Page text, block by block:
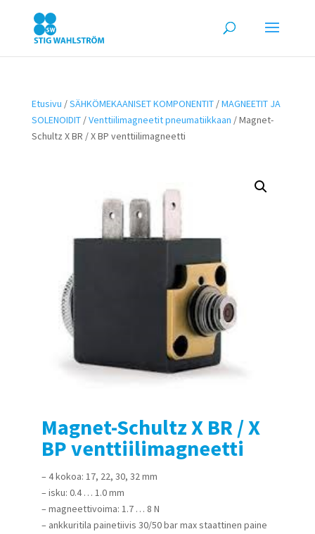
Etusivu /SÄHKÖMEKAANISET KOMPONENTIT/MAGNEETIT JA
SOLENOIDIT/Venttiilimagneetit pneumatiikkaan / Magnet-
Schultz X BR / X BP venttiilimagneetti
Magnet-Schultz X BR / X
BP venttiilimagneetti
– 4 kokoa: 17, 22, 30, 32 mm
– isku: 0.4 … 1.0 mm
– magneettivoima: 1.7 … 8 N
– ankkuritila painetiivis 30/50 bar max staattinen paine